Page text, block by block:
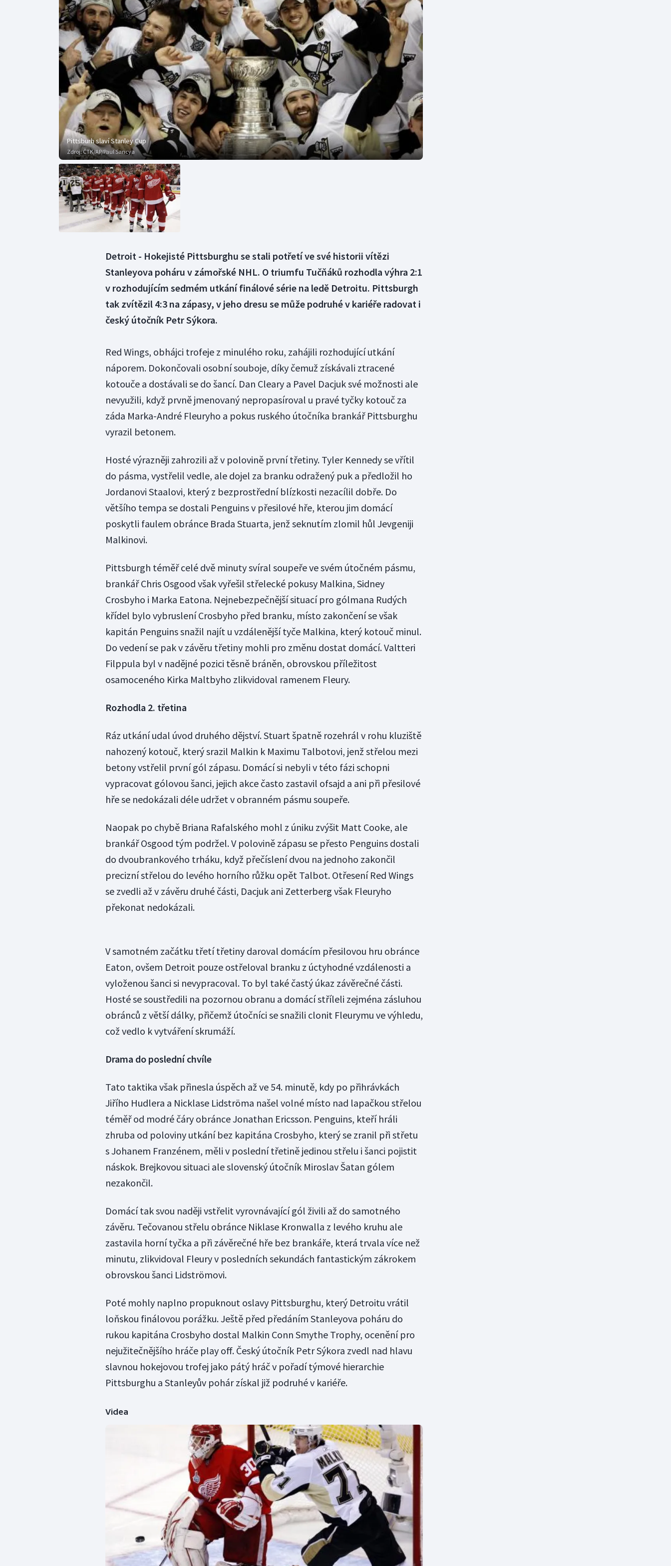
Curling
Dostihy
Florbal
Futsal
Golf
Gymnastika
Moderní pětiboj
Motorsport
Olympijské hry
Parasport
Plavání
Plážový volejbal
Triatlon
Veslování
Vodní slalom
Volejbal
Pittsburh slaví Stanley Cup
Zdroj:ČTK/AP/Paul Sancya
Detroit - Hokejisté Pittsburghu se stali potřetí ve své historii vítězi
Stanleyova poháru v zámořské NHL. O triumfu Tučňáků rozhodla výhra 2:1
v rozhodujícím sedmém utkání finálové série na ledě Detroitu. Pittsburgh
tak zvítězil 4:3 na zápasy, v jeho dresu se může podruhé v kariéře radovat i
český útočník Petr Sýkora.
Red Wings, obhájci trofeje z minulého roku, zahájili rozhodující utkání
náporem. Dokončovali osobní souboje, díky čemuž získávali ztracené
kotouče a dostávali se do šancí. Dan Cleary a Pavel Dacjuk své možnosti ale
nevyužili, když prvně jmenovaný nepropasíroval u pravé tyčky kotouč za
záda Marka-André Fleuryho a pokus ruského útočníka brankář Pittsburghu
vyrazil betonem.
Hosté výrazněji zahrozili až v polovině první třetiny. Tyler Kennedy se vřítil
do pásma, vystřelil vedle, ale dojel za branku odražený puk a předložil ho
Jordanovi Staalovi, který z bezprostřední blízkosti nezacílil dobře. Do
většího tempa se dostali Penguins v přesilové hře, kterou jim domácí
poskytli faulem obránce Brada Stuarta, jenž seknutím zlomil hůl Jevgeniji
Malkinovi.
Pittsburgh téměř celé dvě minuty svíral soupeře ve svém útočném pásmu,
brankář Chris Osgood však vyřešil střelecké pokusy Malkina, Sidney
Crosbyho i Marka Eatona. Nejnebezpečnější situací pro gólmana Rudých
křídel bylo vybruslení Crosbyho před branku, místo zakončení se však
kapitán Penguins snažil najít u vzdálenější tyče Malkina, který kotouč minul.
Do vedení se pak v závěru třetiny mohli pro změnu dostat domácí. Valtteri
Filppula byl v nadějné pozici těsně bráněn, obrovskou příležitost
osamoceného Kirka Maltbyho zlikvidoval ramenem Fleury.
Rozhodla 2. třetina
Ráz utkání udal úvod druhého dějství. Stuart špatně rozehrál v rohu kluziště
nahozený kotouč, který srazil Malkin k Maximu Talbotovi, jenž střelou mezi
betony vstřelil první gól zápasu. Domácí si nebyli v této fázi schopni
vypracovat gólovou šanci, jejich akce často zastavil ofsajd a ani při přesilové
hře se nedokázali déle udržet v obranném pásmu soupeře.
Naopak po chybě Briana Rafalského mohl z úniku zvýšit Matt Cooke, ale
brankář Osgood tým podržel. V polovině zápasu se přesto Penguins dostali
do dvoubrankového trháku, když přečíslení dvou na jednoho zakončil
precizní střelou do levého horního růžku opět Talbot. Otřesení Red Wings
se zvedli až v závěru druhé části, Dacjuk ani Zetterberg však Fleuryho
překonat nedokázali.
V samotném začátku třetí třetiny daroval domácím přesilovou hru obránce
Eaton, ovšem Detroit pouze ostřeloval branku z úctyhodné vzdálenosti a
vyloženou šanci si nevypracoval. To byl také častý úkaz závěrečné části.
Hosté se soustředili na pozornou obranu a domácí stříleli zejména zásluhou
obránců z větší dálky, přičemž útočníci se snažili clonit Fleurymu ve výhledu,
což vedlo k vytváření skrumáží.
Drama do poslední chvíle
Tato taktika však přinesla úspěch až ve 54. minutě, kdy po přihrávkách
Jiřího Hudlera a Nicklase Lidströma našel volné místo nad lapačkou střelou
téměř od modré čáry obránce Jonathan Ericsson. Penguins, kteří hráli
zhruba od poloviny utkání bez kapitána Crosbyho, který se zranil při střetu
s Johanem Franzénem, měli v poslední třetině jedinou střelu i šanci pojistit
náskok. Brejkovou situaci ale slovenský útočník Miroslav Šatan gólem
nezakončil.
Domácí tak svou naději vstřelit vyrovnávající gól živili až do samotného
závěru. Tečovanou střelu obránce Niklase Kronwalla z levého kruhu ale
zastavila horní tyčka a při závěrečné hře bez brankáře, která trvala více než
minutu, zlikvidoval Fleury v posledních sekundách fantastickým zákrokem
obrovskou šanci Lidströmovi.
Poté mohly naplno propuknout oslavy Pittsburghu, který Detroitu vrátil
loňskou finálovou porážku. Ještě před předáním Stanleyova poháru do
rukou kapitána Crosbyho dostal Malkin Conn Smythe Trophy, ocenění pro
nejužitečnějšího hráče play off. Český útočník Petr Sýkora zvedl nad hlavu
slavnou hokejovou trofej jako pátý hráč v pořadí týmové hierarchie
Pittsburghu a Stanleyův pohár získal již podruhé v kariéře.
Videa